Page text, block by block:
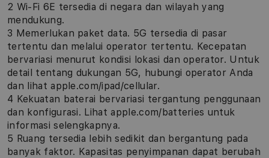
2 Wi‑Fi 6E tersedia di negara dan wilayah yang
mendukung.
3 Memerlukan paket data. 5G tersedia di pasar
tertentu dan melalui operator tertentu. Kecepatan
bervariasi menurut kondisi lokasi dan operator. Untuk
detail tentang dukungan 5G, hubungi operator Anda
dan lihat apple.com/ipad/cellular.
4 Kekuatan baterai bervariasi tergantung penggunaan
dan konfigurasi. Lihat apple.com/batteries untuk
informasi selengkapnya.
5 Ruang tersedia lebih sedikit dan bergantung pada
banyak faktor. Kapasitas penyimpanan dapat berubah